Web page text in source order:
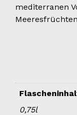
mediterranen
0,75l